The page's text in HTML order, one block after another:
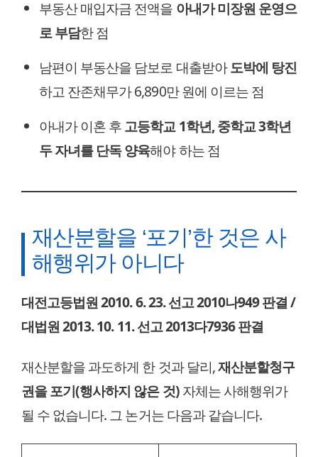
부동산 매입자금 전액을 아내가 미장원 운영으
로 부담한 점
남편이 부동산을 담보로 대출받아도박에 탕진
하고 잔존채무가 6,890만 원에 이르는 점
아내가 이혼 후고등학교 1학년, 중학교 3학년
두 자녀를 단독 양육해야 하는 점
재산분할을 ‘포기’한 것은 사
해행위가 아니다
대전고등법원 2010. 6. 23. 선고 2010나949 판결 /
대법원 2013. 10. 11. 선고 2013다7936 판결
재산분할을 과도하게 한 것과 달리,재산분할청구
권을 포기(행사하지 않은 것)자체는 사해행위가
될 수 없습니다. 그 논거는 다음과 같습니다.